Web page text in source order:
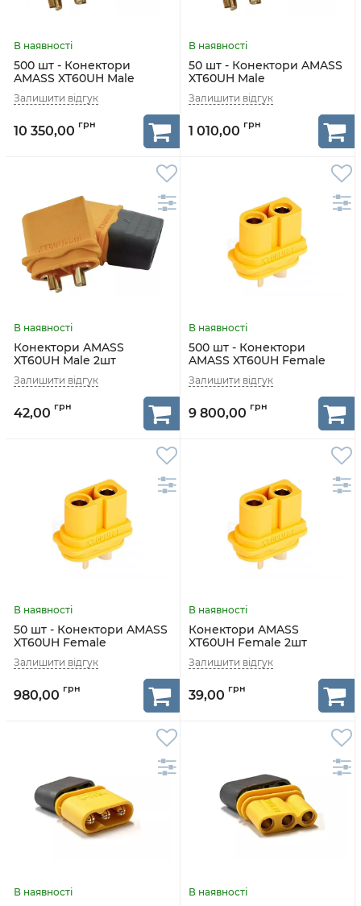
500 шт - Конектори
AMASS XT60UH Male
10 350,00
50 шт - Конектори AMASS
XT60UH Male
1 010,00
Конектори AMASS
XT60UH Male 2шт
42,00
500 шт - Конектори
AMASS XT60UH Female
9 800,00
50 шт - Конектори AMASS
XT60UH Female
980,00
Конектори AMASS
XT60UH Female 2шт
39,00